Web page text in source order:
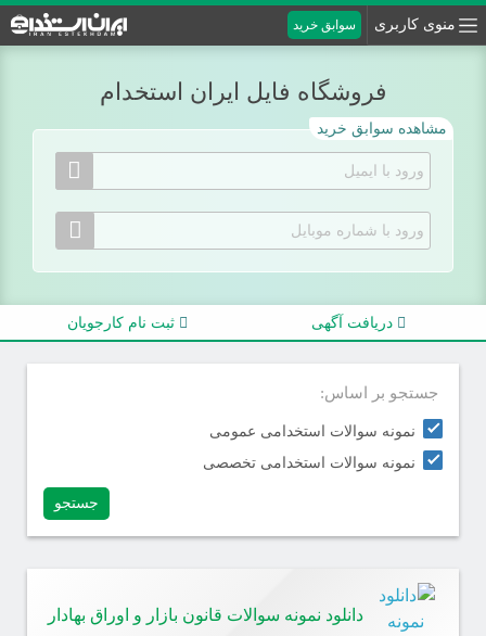
منوی کاربری سوابق خرید
فروشگاه فایل ایران استخدام
مشاهده سوابق خرید
دریافت آگهی ثبت نام کارجویان
جستجو بر اساس:
نمونه سوالات استخدامی عمومی
نمونه سوالات استخدامی تخصصی
دانلود نمونه سوالات قانون بازار و اوراق بهادار